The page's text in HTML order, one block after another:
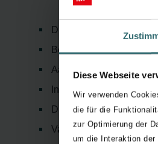
Diese Webseite
Wir verwenden
die für die
zur Optimierung der
um die Interaktion
Draadloze oplossing
Betrouwbare
Aanduiding
Intensiteit LED instelbaar
Duidelijke foutmeldingen
Varianten voor in- en